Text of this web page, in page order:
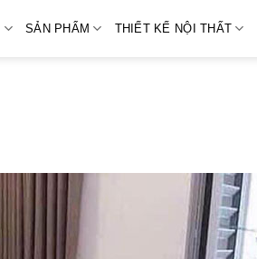
SẢN PHẨM THIẾT KẾ NỘI THẤT